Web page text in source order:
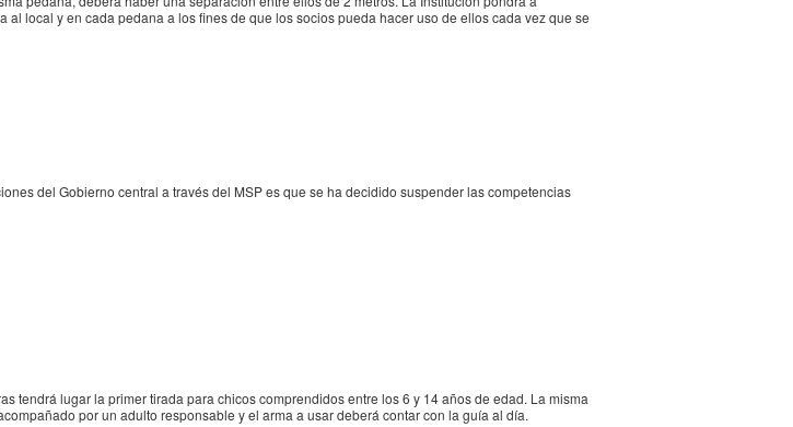
local y en cada pedana a los fines de que los socios pueda hacer uso de ellos cada vez que se
del Gobierno central a través del MSP es que se ha decidido suspender las competencias
tendrá lugar la primer tirada para chicos comprendidos entre los 6 y 14 años de edad. La misma
por un adulto responsable y el arma a usar deberá contar con la guía al día.